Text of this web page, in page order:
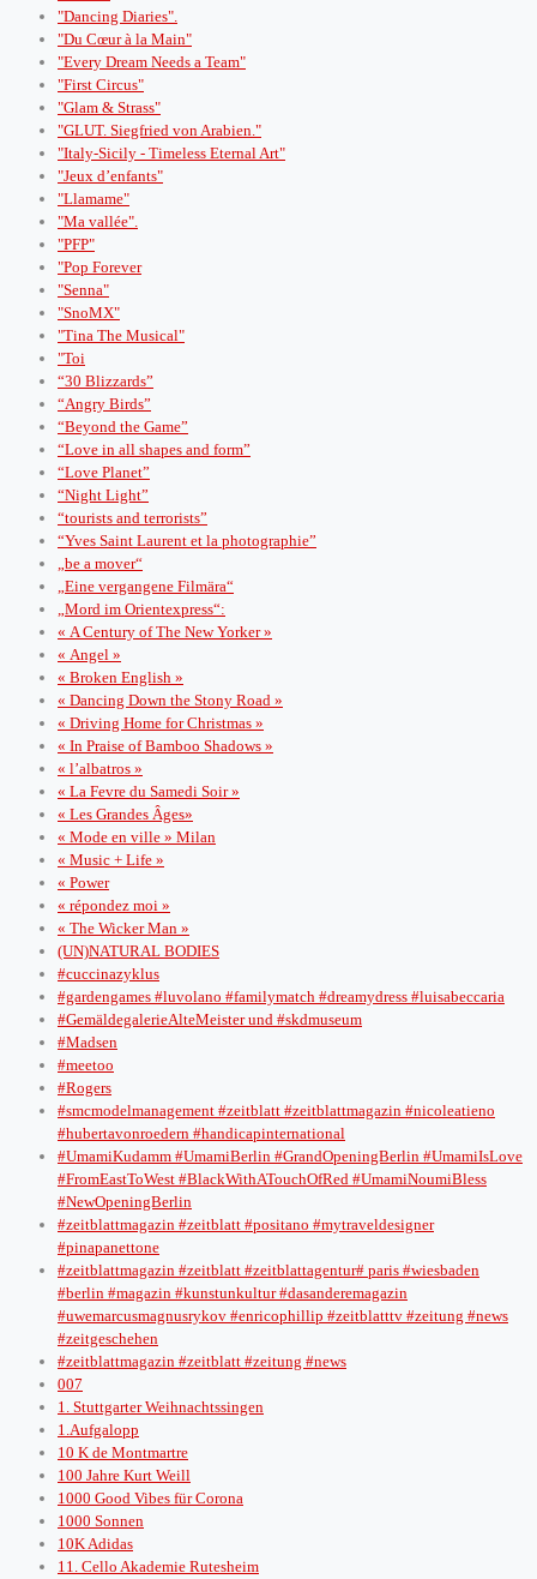
"Dancing Diaries".
"Du Cœur à la Main"
"Every Dream Needs a Team"
"First Circus"
"Glam & Strass"
"GLUT. Siegfried von Arabien."
"Italy-Sicily - Timeless Eternal Art"
"Jeux d’enfants"
"Llamame"
"Ma vallée".
"PFP"
"Pop Forever
"Senna"
"SnoMX"
"Tina The Musical"
"Toi
“30 Blizzards”
“Angry Birds”
“Beyond the Game”
“Love in all shapes and form”
“Love Planet”
“Night Light”
“tourists and terrorists”
“Yves Saint Laurent et la photographie”
„be a mover“
„Eine vergangene Filmära“
„Mord im Orientexpress“:
« A Century of The New Yorker »
« Angel »
« Broken English »
« Dancing Down the Stony Road »
« Driving Home for Christmas »
« In Praise of Bamboo Shadows »
« l’albatros »
« La Fevre du Samedi Soir »
« Les Grandes Âges»
« Mode en ville » Milan
« Music + Life »
« Power
« répondez moi »
« The Wicker Man »
(UN)NATURAL BODIES
#cuccinazyklus
#gardengames #luvolano #familymatch #dreamydress #luisabeccaria
#GemäldegalerieAlteMeister und #skdmuseum
#Madsen
#meetoo
#Rogers
#smcmodelmanagement #zeitblatt #zeitblattmagazin #nicoleatieno
#hubertavonroedern #handicapinternational
#UmamiKudamm #UmamiBerlin #GrandOpeningBerlin #UmamiIsLove
#FromEastToWest #BlackWithATouchOfRed #UmamiNoumiBless
#NewOpeningBerlin
#zeitblattmagazin #zeitblatt #positano #mytraveldesigner
#pinapanettone
#zeitblattmagazin #zeitblatt #zeitblattagentur# paris #wiesbaden
#berlin #magazin #kunstunkultur #dasanderemagazin
#uwemarcusmagnusrykov #enricophillip #zeitblatttv #zeitung #news
#zeitgeschehen
#zeitblattmagazin #zeitblatt #zeitung #news
007
1. Stuttgarter Weihnachtssingen
1.Aufgalopp
10 K de Montmartre
100 Jahre Kurt Weill
1000 Good Vibes für Corona
1000 Sonnen
10K Adidas
11. Cello Akademie Rutesheim